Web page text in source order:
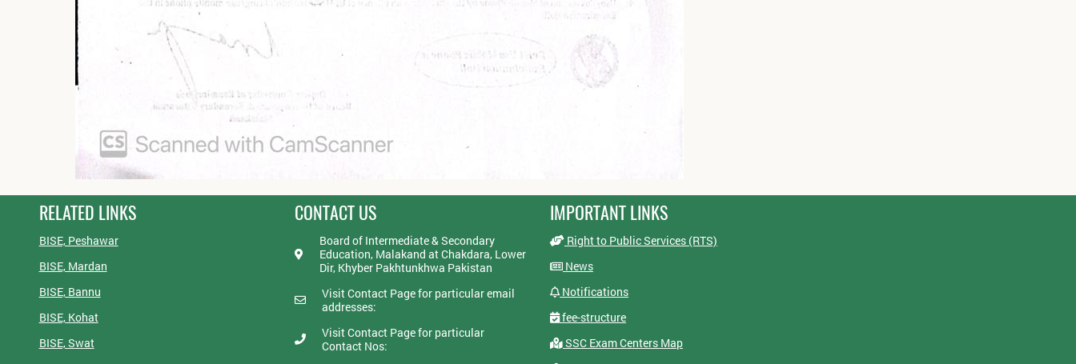
RELATED LINKS
BISE, Peshawar
BISE, Mardan
BISE, Bannu
BISE, Kohat
BISE, Swat
CONTACT US
Board of Intermediate & Secondary
Education, Malakand at Chakdara, Lower
Dir, Khyber Pakhtunkhwa Pakistan
Visit Contact Page for particular email
addresses:
Visit Contact Page for particular
Contact Nos:
IMPORTANT LINKS
Right to Public Services (RTS)
News
Notifications
fee-structure
SSC Exam Centers Map